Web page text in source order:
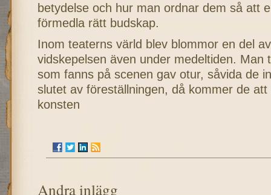
betydelse och hur man ordnar dem så att
förmedla rätt budskap.
Inom teaterns värld blev blommor en del
vidskepelsen även under medeltiden. Man
som fanns på scenen gav otur, såvida de
slutet av föreställningen, då kommer de
konsten
Andra inlägg